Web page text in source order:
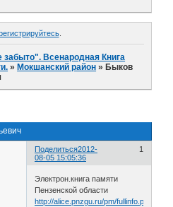
.
забыто". Всенародная Книга
» Мокшанский район » Быков
Поделиться 1
2012-
08-05 15:05:36
Электрон.книга памяти
Пензенской области
http://alice.pnzgu.ru/pm/fullinfo.php?